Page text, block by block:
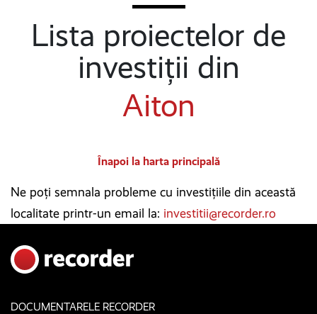
Lista proiectelor de
investiții din
Aiton
Înapoi la harta principală
Ne poți semnala probleme cu investițiile din această
localitate printr-un email la: investitii@recorder.ro
DOCUMENTARELE RECORDER